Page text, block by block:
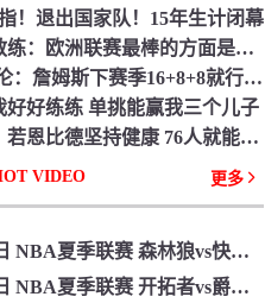
！退出国家队！15年生计闭幕
猛龙主教练：欧洲联赛最棒的方面是球迷 在运营层面还有提高空间
托尼·阿伦：詹姆斯下赛季16+8+8就行 但马克西可能要放权了
好好练练 单挑能赢我三个儿子
单打乔：若恩比德坚持健康 76人就能夺冠 我押注5万美元
VIDEO 更多
07月18日 NBA夏季联赛 森林狼vs快船 全场录像回放
07月18日 NBA夏季联赛 开拓者vs爵士 全场录像回放